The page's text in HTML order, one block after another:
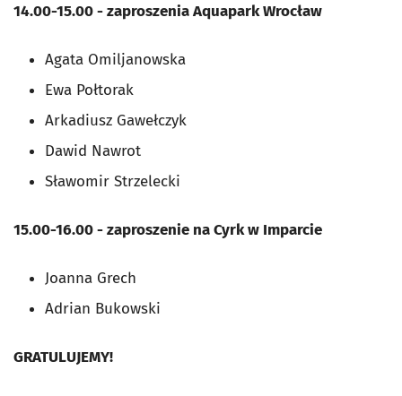
14.00-15.00 - zaproszenia Aquapark Wrocław
Agata Omiljanowska
Ewa Połtorak
Arkadiusz Gawełczyk
Dawid Nawrot
Sławomir Strzelecki
15.00-16.00 - zaproszenie na Cyrk w Imparcie
Joanna Grech
Adrian Bukowski
GRATULUJEMY!